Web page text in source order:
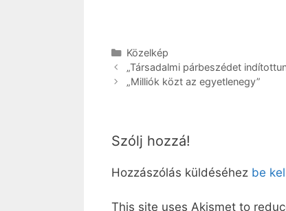
Kategória
Közelkép
„Társadalmi párbeszédet
„Milliók közt az egyetlenegy”
Szólj hozzá!
Hozzászólás küldéséhez be
This site uses Akismet to